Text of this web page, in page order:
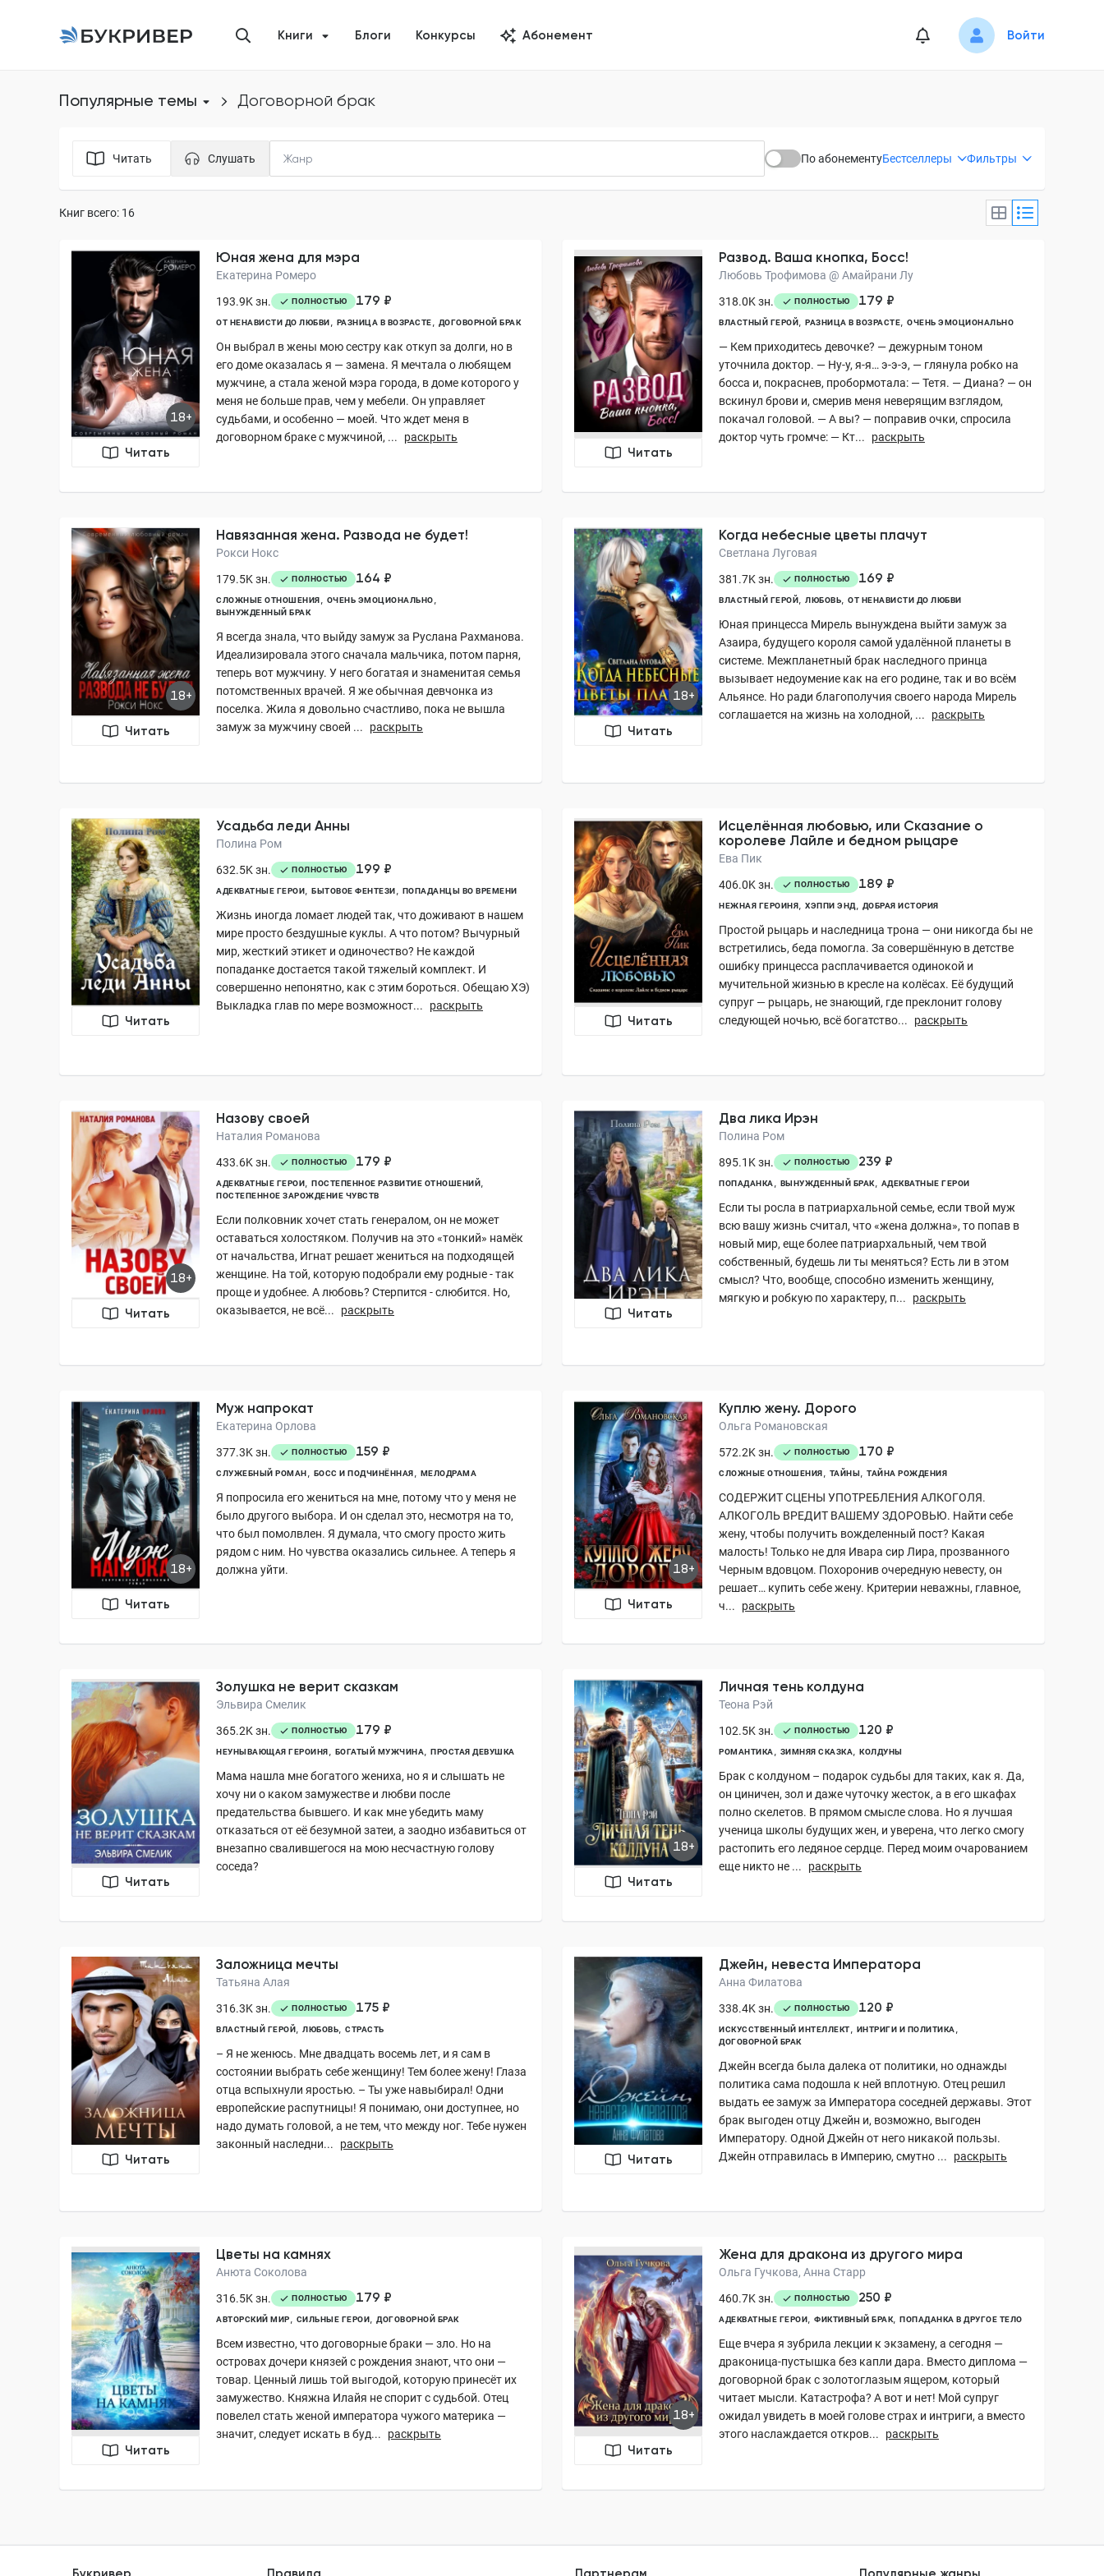
Книги Блоги Конкурсы Абонемент Войти
Популярные темы договорной брак
Читать Слушать По абонементуБестселлеры Фильтры
Книг всего: 16
18+
Читать
Юная жена для мэра
Екатерина Ромеро
193.9K зн.
ПОЛНОСТЬЮ 179 ₽
ОТ НЕНАВИСТИ ДО ЛЮБВИ РАЗНИЦА В ВОЗРАСТЕ ДОГОВОРНОЙ БРАК
Он выбрал в жены мою сестру как откуп за долги, но в
его доме оказалась я — замена. Я мечтала о любящем
мужчине, а стала женой мэра города, в доме которого у
меня не больше прав, чем у мебели. Он управляет
судьбами, и особенно — моей. Что ждет меня в
договорном браке с мужчиной, ...
раскрыть
Читать
Развод. Ваша кнопка, Босс!
Любовь Трофимова @ Амайрани Лу
318.0K зн.
ПОЛНОСТЬЮ 179 ₽
ВЛАСТНЫЙ ГЕРОЙ РАЗНИЦА В ВОЗРАСТЕ ОЧЕНЬ ЭМОЦИОНАЛЬНО
— Кем приходитесь девочке? — дежурным тоном
уточнила доктор. — Ну-у, я-я… э-э-э, — глянула робко на
босса и, покраснев, пробормотала: — Тетя. — Диана? — он
вскинул брови и, смерив меня неверящим взглядом,
покачал головой. — А вы? — поправив очки, спросила
доктор чуть громче: — Кт...
раскрыть
18+
Читать
Навязанная жена. Развода не будет!
Рокси Нокс
179.5K зн.
ПОЛНОСТЬЮ 164 ₽
СЛОЖНЫЕ ОТНОШЕНИЯ
ОЧЕНЬ ЭМОЦИОНАЛЬНО
ВЫНУЖДЕННЫЙ БРАК
Я всегда знала, что выйду замуж за Руслана Рахманова.
Идеализировала этого сначала мальчика, потом парня,
теперь вот мужчину. У него богатая и знаменитая семья
потомственных врачей. Я же обычная девчонка из
поселка. Жила я довольно счастливо, пока не вышла
замуж за мужчину своей ...
раскрыть
18+
Читать
Когда небесные цветы плачут
Светлана Луговая
381.7K зн.
ПОЛНОСТЬЮ 169 ₽
ВЛАСТНЫЙ ГЕРОЙ ЛЮБОВЬ ОТ НЕНАВИСТИ ДО ЛЮБВИ
Юная принцесса Мирель вынуждена выйти замуж за
Азаира, будущего короля самой удалённой планеты в
системе. Межпланетный брак наследного принца
вызывает недоумение как на его родине, так и во всём
Альянсе. Но ради благополучия своего народа Мирель
соглашается на жизнь на холодной, ...
раскрыть
Читать
Усадьба леди Анны
Полина Ром
632.5K зн.
ПОЛНОСТЬЮ 199 ₽
АДЕКВАТНЫЕ ГЕРОИ БЫТОВОЕ ФЕНТЕЗИ ПОПАДАНЦЫ ВО ВРЕМЕНИ
Жизнь иногда ломает людей так, что доживают в нашем
мире просто бездушные куклы. А что потом? Вычурный
мир, жесткий этикет и одиночество? Не каждой
попаданке достается такой тяжелый комплект. И
совершенно непонятно, как с этим бороться. Обещаю ХЭ)
Выкладка глав по мере возможност...
раскрыть
Читать
Исцелённая любовью, или Сказание о
королеве Лайле и бедном рыцаре
Ева Пик
406.0K зн.
ПОЛНОСТЬЮ 189 ₽
НЕЖНАЯ ГЕРОИНЯ ХЭППИ ЭНД ДОБРАЯ ИСТОРИЯ
Простой рыцарь и наследница трона — они никогда бы не
встретились, беда помогла. За совершённую в детстве
ошибку принцесса расплачивается одинокой и
мучительной жизнью в кресле на колёсах. Её будущий
супруг — рыцарь, не знающий, где преклонит голову
следующей ночью, всё богатство...
раскрыть
18+
Читать
Назову своей
Наталия Романова
433.6K зн.
ПОЛНОСТЬЮ 179 ₽
АДЕКВАТНЫЕ ГЕРОИ
ПОСТЕПЕННОЕ РАЗВИТИЕ ОТНОШЕНИЙ
ПОСТЕПЕННОЕ ЗАРОЖДЕНИЕ ЧУВСТВ
Если полковник хочет стать генералом, он не может
оставаться холостяком. Получив на это «тонкий» намёк
от начальства, Игнат решает жениться на подходящей
женщине. На той, которую подобрали ему родные - так
проще и удобнее. А любовь? Стерпится - слюбится. Но,
оказывается, не всё...
раскрыть Читать
Два лика Ирэн
Полина Ром
895.1K зн.
ПОЛНОСТЬЮ 239 ₽
ПОПАДАНКА ВЫНУЖДЕННЫЙ БРАК АДЕКВАТНЫЕ ГЕРОИ
Если ты росла в патриархальной семье, если твой муж
всю вашу жизнь считал, что «жена должна», то попав в
новый мир, еще более патриархальный, чем твой
собственный, будешь ли ты меняться? Есть ли в этом
смысл? Что, вообще, способно изменить женщину,
мягкую и робкую по характеру, п...
раскрыть
18+
Читать
Муж напрокат
Екатерина Орлова
377.3K зн.
ПОЛНОСТЬЮ 159 ₽
СЛУЖЕБНЫЙ РОМАН БОСС И ПОДЧИНЁННАЯ МЕЛОДРАМА
Я попросила его жениться на мне, потому что у меня не
было другого выбора. И он сделал это, несмотря на то,
что был помолвлен. Я думала, что смогу просто жить
рядом с ним. Но чувства оказались сильнее. А теперь я
должна уйти.
18+
Читать
Куплю жену. Дорого
Ольга Романовская
572.2K зн.
ПОЛНОСТЬЮ 170 ₽
СЛОЖНЫЕ ОТНОШЕНИЯ ТАЙНЫ ТАЙНА РОЖДЕНИЯ
СОДЕРЖИТ СЦЕНЫ УПОТРЕБЛЕНИЯ АЛКОГОЛЯ.
АЛКОГОЛЬ ВРЕДИТ ВАШЕМУ ЗДОРОВЬЮ. Найти себе
жену, чтобы получить вожделенный пост? Какая
малость! Только не для Ивара сир Лира, прозванного
Черным вдовцом. Похоронив очередную невесту, он
решает… купить себе жену. Критерии неважны, главное,
ч...
раскрыть
Читать
Золушка не верит сказкам
Эльвира Смелик
365.2K зн.
ПОЛНОСТЬЮ 179 ₽
НЕУНЫВАЮЩАЯ ГЕРОИНЯ БОГАТЫЙ МУЖЧИНА ПРОСТАЯ ДЕВУШКА
Мама нашла мне богатого жениха, но я и слышать не
хочу ни о каком замужестве и любви после
предательства бывшего. И как мне убедить маму
отказаться от её безумной затеи, а заодно избавиться от
внезапно свалившегося на мою несчастную голову
соседа?
18+
Читать
Личная тень колдуна
Теона Рэй
102.5K зн.
ПОЛНОСТЬЮ 120 ₽
РОМАНТИКА ЗИМНЯЯ СКАЗКА КОЛДУНЫ
Брак с колдуном – подарок судьбы для таких, как я. Да,
он циничен, зол и даже чуточку жесток, а в его шкафах
полно скелетов. В прямом смысле слова. Но я лучшая
ученица школы будущих жен, и уверена, что легко смогу
растопить его ледяное сердце. Перед моим очарованием
еще никто не ...
раскрыть
Читать
Заложница мечты
Татьяна Алая
316.3K зн.
ПОЛНОСТЬЮ 175 ₽
ВЛАСТНЫЙ ГЕРОЙ ЛЮБОВЬ СТРАСТЬ
– Я не женюсь. Мне двадцать восемь лет, и я сам в
состоянии выбрать себе женщину! Тем более жену! Глаза
отца вспыхнули яростью. – Ты уже навыбирал! Одни
европейские распутницы! Я понимаю, они доступнее, но
надо думать головой, а не тем, что между ног. Тебе нужен
законный наследни...
раскрыть
Читать
Джейн, невеста Императора
Анна Филатова
338.4K зн.
ПОЛНОСТЬЮ 120 ₽
ИСКУССТВЕННЫЙ ИНТЕЛЛЕКТ
ИНТРИГИ И ПОЛИТИКА
ДОГОВОРНОЙ БРАК
Джейн всегда была далека от политики, но однажды
политика сама подошла к ней вплотную. Отец решил
выдать ее замуж за Императора соседней державы. Этот
брак выгоден отцу Джейн и, возможно, выгоден
Императору. Одной Джейн от него никакой пользы.
Джейн отправилась в Империю, смутно ...
раскрыть
Читать
Цветы на камнях
Анюта Соколова
316.5K зн.
ПОЛНОСТЬЮ 179 ₽
АВТОРСКИЙ МИР СИЛЬНЫЕ ГЕРОИ ДОГОВОРНОЙ БРАК
Всем известно, что договорные браки — зло. Но на
островах дочери князей с рождения знают, что они —
товар. Ценный лишь той выгодой, которую принесёт их
замужество. Княжна Илайя не спорит с судьбой. Отец
повелел стать женой императора чужого материка —
значит, следует искать в буд...
раскрыть
18+
Читать
Жена для дракона из другого мира
Ольга Гучкова, Анна Старр
460.7K зн.
ПОЛНОСТЬЮ 250 ₽
АДЕКВАТНЫЕ ГЕРОИ ФИКТИВНЫЙ БРАК ПОПАДАНКА В ДРУГОЕ ТЕЛО
Еще вчера я зубрила лекции к экзамену, а сегодня —
драконица-пустышка без капли дара. Вместо диплома —
договорной брак с золотоглазым ящером, который
читает мысли. Катастрофа? А вот и нет! Мой супруг
ожидал увидеть в моей голове страх и интриги, а вместо
этого наслаждается откров...
раскрыть